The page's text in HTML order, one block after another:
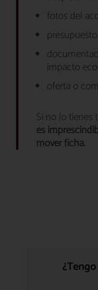
fotos del
impacto
oferta o
Si no lo tienes
es
mover ficha.